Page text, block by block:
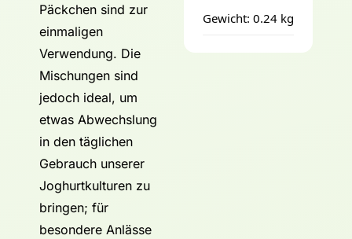
Päckchen sind zur
einmaligen
Verwendung. Die
Mischungen sind
jedoch ideal, um
etwas Abwechslung
in den täglichen
Gebrauch unserer
Joghurtkulturen zu
bringen; für
besondere Anlässe
Gewicht: 0.24 kg